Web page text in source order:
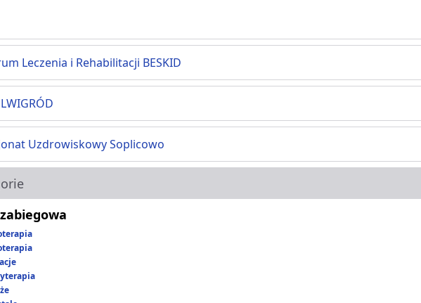
Leczenia i Rehabilitacji BESKID
Uzdrowiskowy Soplicowo